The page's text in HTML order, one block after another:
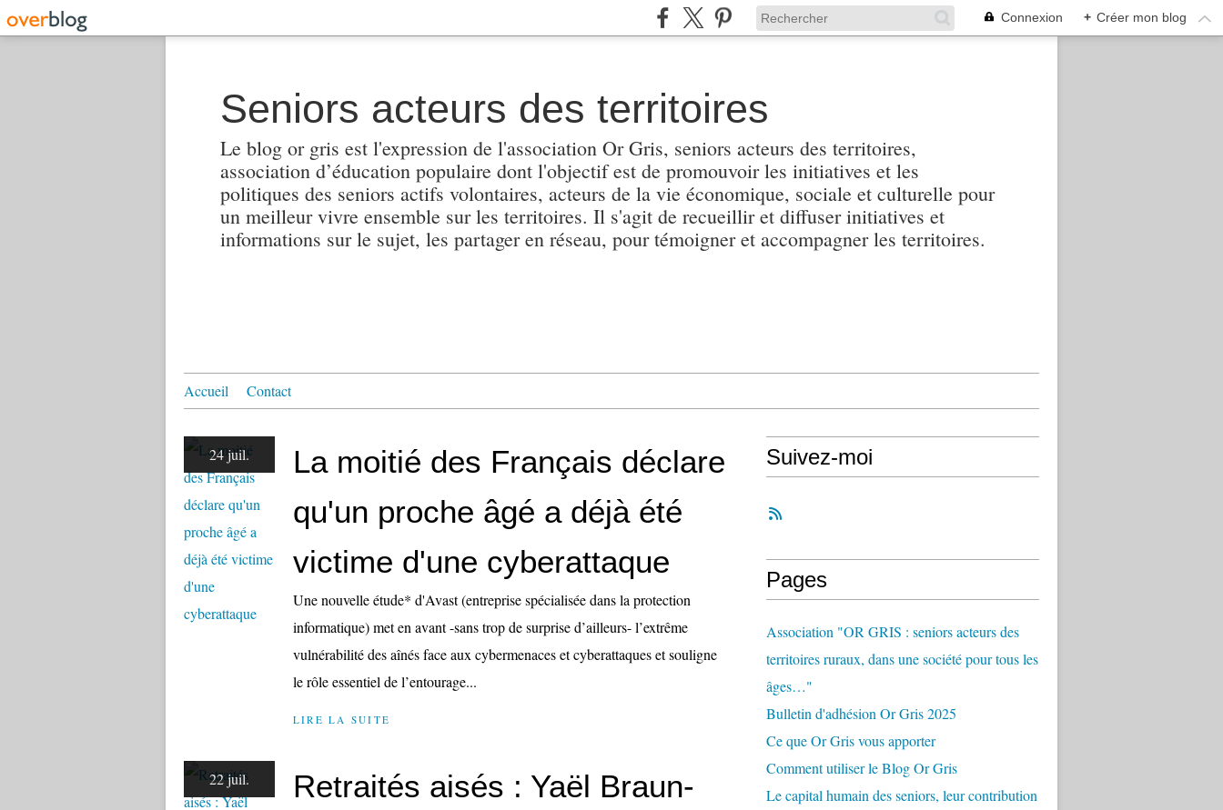
Connexion + Créer mon blog
Seniors acteurs des territoires
Le blog or gris est l'expression de l'association Or Gris, seniors acteurs des territoires,
association d’éducation populaire dont l'objectif est de promouvoir les initiatives et les
politiques des seniors actifs volontaires, acteurs de la vie économique, sociale et culturelle pour
un meilleur vivre ensemble sur les territoires. Il s'agit de recueillir et diffuser initiatives et
informations sur le sujet, les partager en réseau, pour témoigner et accompagner les territoires.
Accueil Contact
24 juil.
La moitié des Français déclare
qu'un proche âgé a déjà été
victime d'une cyberattaque
Une nouvelle étude* d'Avast (entreprise spécialisée dans la protection
informatique) met en avant -sans trop de surprise d’ailleurs- l’extrême
vulnérabilité des aînés face aux cybermenaces et cyberattaques et souligne
le rôle essentiel de l’entourage...
LIRE LA SUITE
22 juil.
Retraités aisés : Yaël Braun-
Suivez-moi
Pages
Association "OR GRIS : seniors acteurs des
territoires ruraux, dans une société pour tous les
âges…"
Bulletin d'adhésion Or Gris 2025
Ce que Or Gris vous apporter
Comment utiliser le Blog Or Gris
Le capital humain des seniors, leur contribution